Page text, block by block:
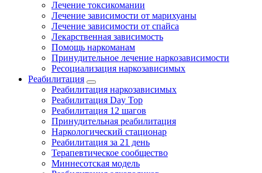
Лечение токсикомании
Лечение зависимости от марихуаны
Лечение зависимости от спайса
Лекарственная зависимость
Помощь наркоманам
Принудительное лечение наркозависимости
Ресоциализация наркозависимых
Реабилитация
Реабилитация наркозависимых
Реабилитация Day Top
Реабилитация 12 шагов
Принудительная реабилитация
Наркологический стационар
Реабилитация за 21 день
Терапевтическое сообщество
Миннесотская модель